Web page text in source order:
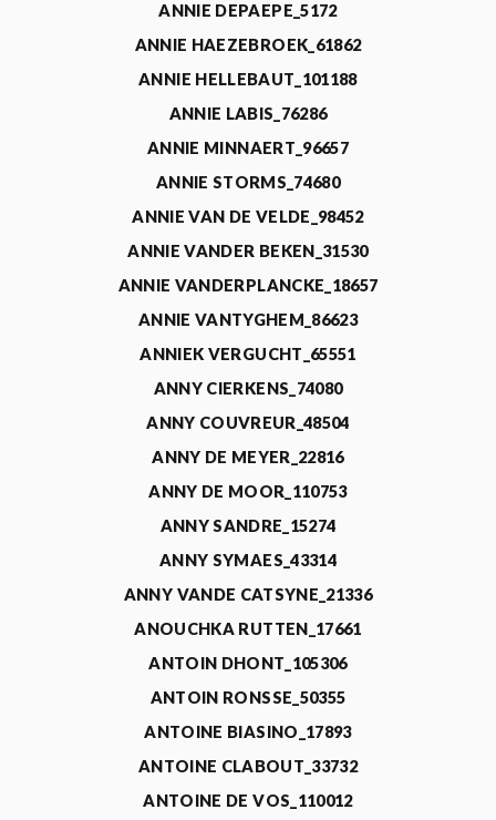
ANNIE DEPAEPE_5172
ANNIE HAEZEBROEK_61862
ANNIE HELLEBAUT_101188
ANNIE LABIS_76286
ANNIE MINNAERT_96657
ANNIE STORMS_74680
ANNIE VAN DE VELDE_98452
ANNIE VANDER BEKEN_31530
ANNIE VANDERPLANCKE_18657
ANNIE VANTYGHEM_86623
ANNIEK VERGUCHT_65551
ANNY CIERKENS_74080
ANNY COUVREUR_48504
ANNY DE MEYER_22816
ANNY DE MOOR_110753
ANNY SANDRE_15274
ANNY SYMAES_43314
ANNY VANDE CATSYNE_21336
ANOUCHKA RUTTEN_17661
ANTOIN DHONT_105306
ANTOIN RONSSE_50355
ANTOINE BIASINO_17893
ANTOINE CLABOUT_33732
ANTOINE DE VOS_110012